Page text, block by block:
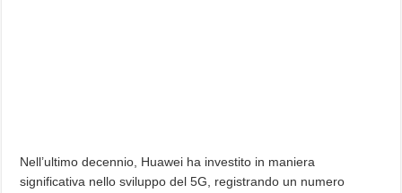
Nell’ultimo decennio, Huawei ha investito in maniera
significativa nello sviluppo del 5G, registrando un numero